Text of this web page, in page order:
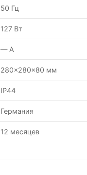
50 Гц
127 Вт
— А
280x280x80 мм
IP44
Германия
12 месяцев